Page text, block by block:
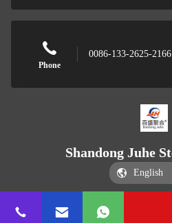
Phone
0086-133-2625-2166
Shandong Juhe
Shandong Juhe